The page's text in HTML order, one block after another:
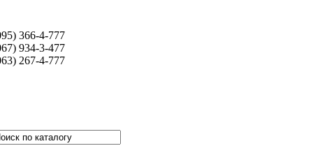
366-4-777
934-3-477
267-4-777